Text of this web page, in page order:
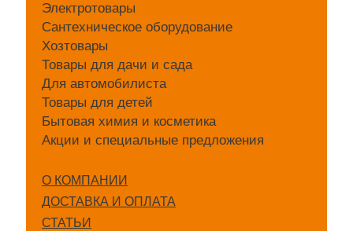
Электротовары
Сантехническое оборудование
Хозтовары
Товары для дачи и сада
Для автомобилиста
Товары для детей
Бытовая химия и косметика
Акции и специальные предложения
О КОМПАНИИ
ДОСТАВКА И ОПЛАТА
СТАТЬИ